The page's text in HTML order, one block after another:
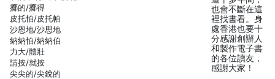
擲的/擲得
皮托怕/皮托帕
沙恩地/沙思地
納納怕/納納伯
力大/體壯
請按/就按
尖尖的/尖銳的
也會不斷在這
裡找書看。身
處香港也要十
分感謝創辦人
和製作電子書
的各位讀友，
感謝大家！